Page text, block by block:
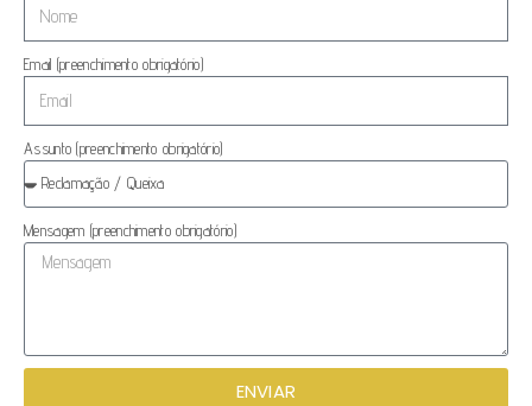
Email (preenchimento obrigatório)
Assunto (preenchimento obrigatório)
Mensagem (preenchimento obrigatório)
ENVIAR